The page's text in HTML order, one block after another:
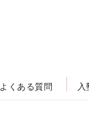
よくある質問